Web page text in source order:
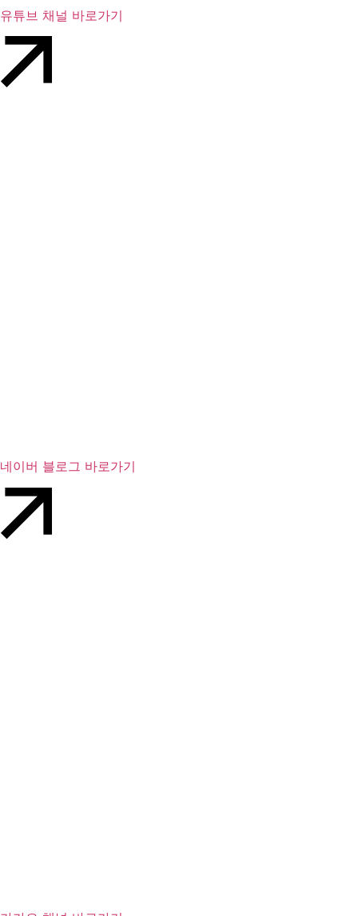
유튜브 채널 바로가기
네이버 블로그 바로가기